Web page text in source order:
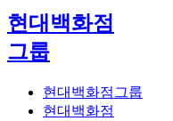
현대백화점
그룹
현대백화점그룹
현대백화점